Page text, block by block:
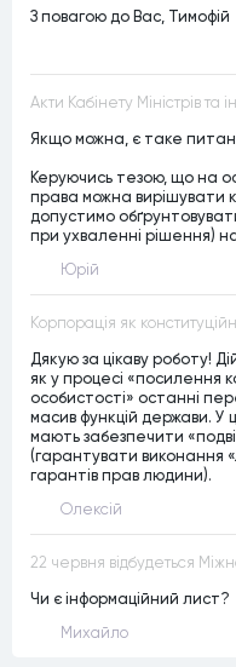
З повагою до Вас, Тимофій
Якщо можна, є таке
Керуючись тезою, що на
права можна вирішувати
допустимо
при ухваленні рішення) на
Юрій
Корпорація як
Дякую за цікаву роботу!
як у процесі «посилення
особистості» останні
масив функцій держави. У
мають забезпечити
(гарантувати виконання
гарантів прав людини).
Олексій
Чи є інформаційний лист?
Михайло